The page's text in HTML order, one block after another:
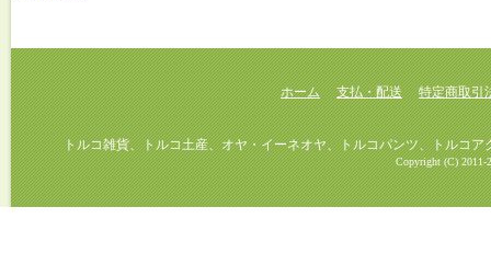
ホーム 支払・配送 特定商取引
トルコ雑貨、トルコ土産、オヤ・イーネオヤ、トルコパンツ、トルコアク
Copyright (C) 2011-